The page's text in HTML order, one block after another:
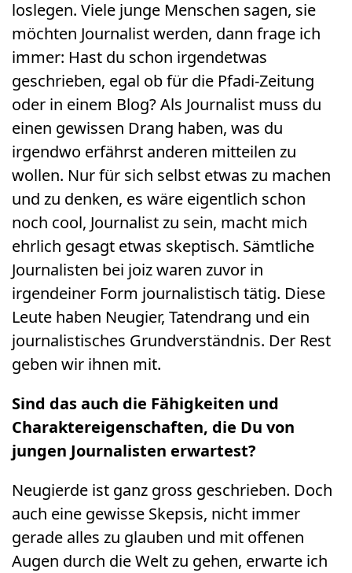
loslegen. Viele junge Menschen sagen, sie
möchten Journalist werden, dann frage ich
immer: Hast du schon irgendetwas
geschrieben, egal ob für die Pfadi-Zeitung
oder in einem Blog? Als Journalist muss du
einen gewissen Drang haben, was du
irgendwo erfährst anderen mitteilen zu
wollen. Nur für sich selbst etwas zu machen
und zu denken, es wäre eigentlich schon
noch cool, Journalist zu sein, macht mich
ehrlich gesagt etwas skeptisch. Sämtliche
Journalisten bei joiz waren zuvor in
irgendeiner Form journalistisch tätig. Diese
Leute haben Neugier, Tatendrang und ein
journalistisches Grundverständnis. Der Rest
geben wir ihnen mit.
Sind das auch die Fähigkeiten und
Charaktereigenschaften, die Du von
jungen Journalisten erwartest?
Neugierde ist ganz gross geschrieben. Doch
auch eine gewisse Skepsis, nicht immer
gerade alles zu glauben und mit offenen
Augen durch die Welt zu gehen, erwarte ich